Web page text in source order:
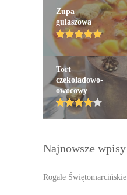
Zupa
gulaszowa
Tort
czekoladowo-
owocowy
Najnowsze wpisy
Rogale Świętomarcińskie